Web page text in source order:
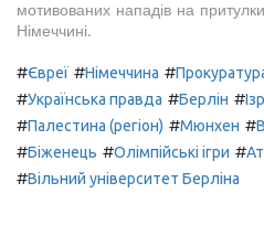
мотивованих нападів на
Німеччині.
#Євреї #Німеччина #
#Українська правда #Берлін #
#Палестина (регіон) #Мюнхен #
#Біженець #Олімпійські ігри #
#Вільний університет Берліна